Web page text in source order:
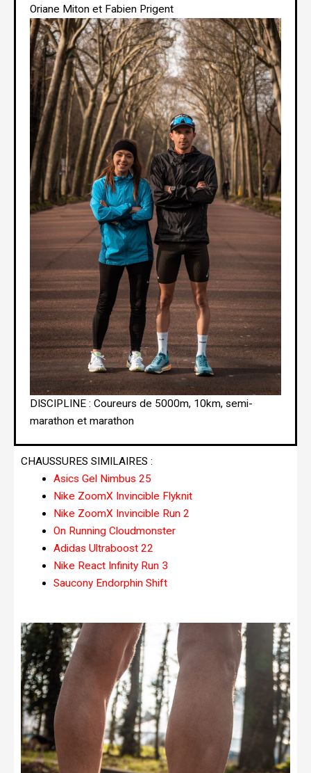
Oriane Miton et Fabien Prigent
DISCIPLINE : Coureurs de 5000m, 10km, semi-
marathon et marathon
CHAUSSURES SIMILAIRES :
Asics Gel Nimbus 25
Nike ZoomX Invincible Flyknit
Nike ZoomX Invincible Run 2
On Running Cloudmonster
Adidas Ultraboost 22
Nike React Infinity Run 3
Saucony Endorphin Shift